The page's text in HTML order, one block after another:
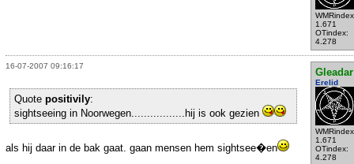
1.671
OTindex:
4.278
16-07-2007 09:16:17
Gleadar
Erelid
1.671
OTindex:
4.278
Quote positivily:
sightseeing in Noorwegen.................hij is ook gezien
als hij daar in de bak gaat. gaan mensen hem sightsee�en